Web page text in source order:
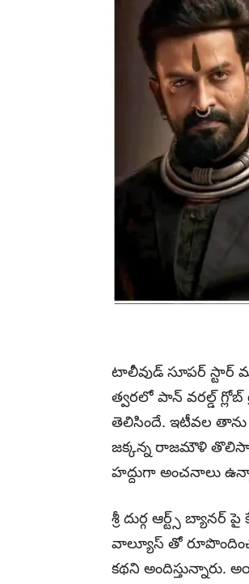
టాలీవుడ్ సూపర్ స్టార్
త్వరలో పాన్ వరల్డ్
తెలిసిందే. ఇటీవల తాను
జక్కన్న రాజమౌళి
హద్దుగా అంచనాలు
శ్రీ దుర్గ ఆర్ట్స్
వాల్యూస్ తో
కథని